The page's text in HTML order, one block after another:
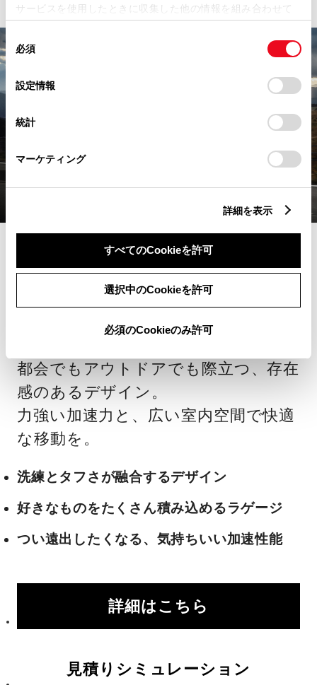
サービスを使用したときに収集した他の情報を組み合わせて
使用することがあります。当ウェブサイトの使用を続行する
デバイスにすべてのCookie(クッキー)が保存されることに同
意したことになります。Cookie(クッキー)のオプトアウト、
設定の変更、同意を撤回したりするにあたっては、当社の
「Cookie（クッキー）情報の取り扱いについて
」をご覧くだ
意
の
択
必須
設定情報
統計
マーケティング
詳細を表示
すべてのCookieを許可
選択中のCookieを許可
必須のCookieのみ許可
SUV
bZ4X Touring
都会でもアウトドアでも際立つ、存在
感のあるデザイン。
力強い加速力と、広い室内空間で快適
な移動を。
洗練とタフさが融合するデザイン
好きなものをたくさん積み込めるラゲージ
つい遠出したくなる、気持ちいい加速性能
詳細はこちら
見積りシミュレーション